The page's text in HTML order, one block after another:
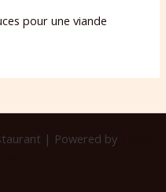
pour une viande
| Powered by